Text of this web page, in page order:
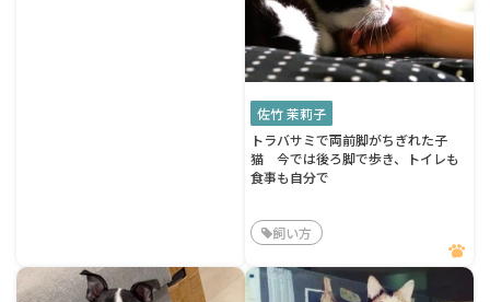
佐竹 茉莉子
トラバサミで両前脚がちぎれた子
猫 今では後ろ脚で歩き、トイレも
食事も自分で
飼い方